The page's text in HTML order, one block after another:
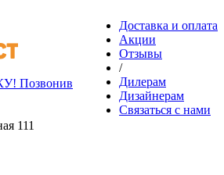
Доставка и оплата
Акции
Отзывы
/
Дилерам
Дизайнерам
Связаться с нами
Позвонив
111